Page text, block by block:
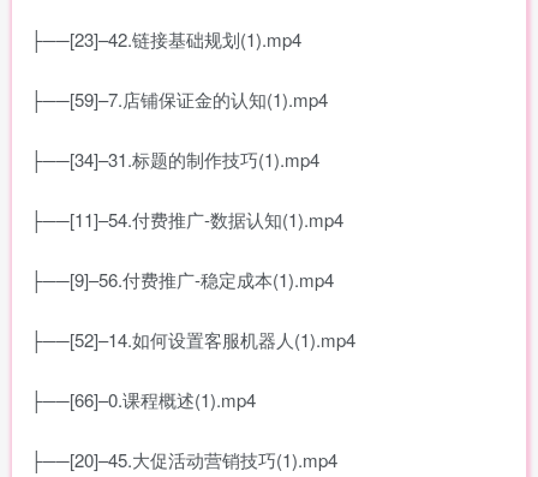
├──[23]–42.链接基础规划(1).mp4
├──[59]–7.店铺保证金的认知(1).mp4
├──[34]–31.标题的制作技巧(1).mp4
├──[11]–54.付费推广-数据认知(1).mp4
├──[9]–56.付费推广-稳定成本(1).mp4
├──[52]–14.如何设置客服机器人(1).mp4
├──[66]–0.课程概述(1).mp4
├──[20]–45.大促活动营销技巧(1).mp4